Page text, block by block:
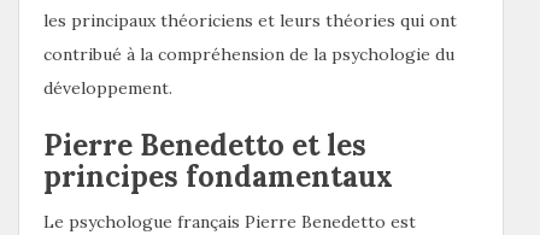
les principaux théoriciens et leurs théories qui ont
contribué à la compréhension de la psychologie du
développement.
Pierre Benedetto et les
principes fondamentaux
Le psychologue français Pierre Benedetto est